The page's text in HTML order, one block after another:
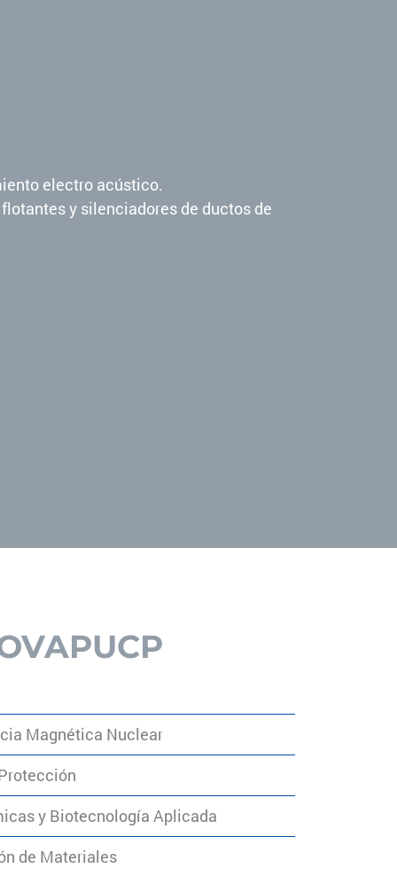
electro acústico.
y silenciadores de ductos de
Magnética Nuclear
y Biotecnología Aplicada
de Materiales